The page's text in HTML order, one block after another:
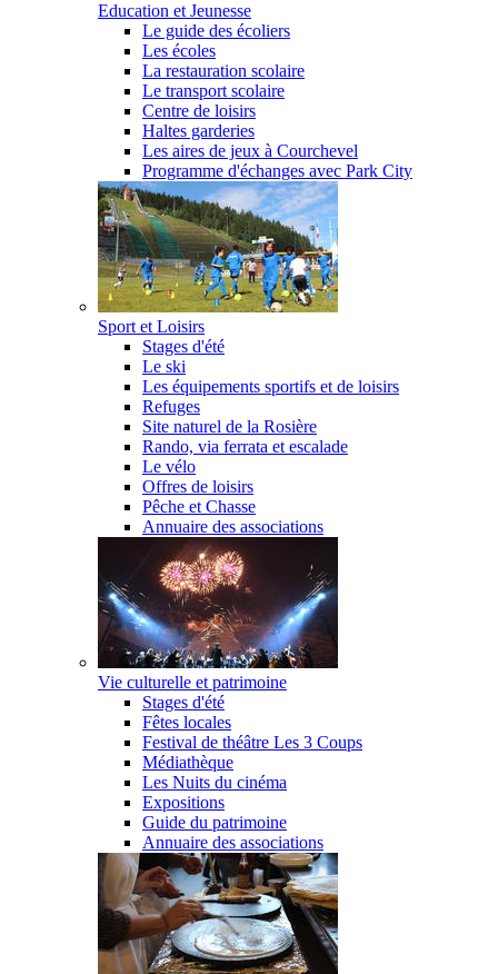
Education et Jeunesse
Le guide des écoliers
Les écoles
La restauration scolaire
Le transport scolaire
Centre de loisirs
Haltes garderies
Les aires de jeux à Courchevel
Programme d'échanges avec Park City
Sport et Loisirs
Stages d'été
Le ski
Les équipements sportifs et de loisirs
Refuges
Site naturel de la Rosière
Rando, via ferrata et escalade
Le vélo
Offres de loisirs
Pêche et Chasse
Annuaire des associations
Vie culturelle et patrimoine
Stages d'été
Fêtes locales
Festival de théâtre Les 3 Coups
Médiathèque
Les Nuits du cinéma
Expositions
Guide du patrimoine
Annuaire des associations